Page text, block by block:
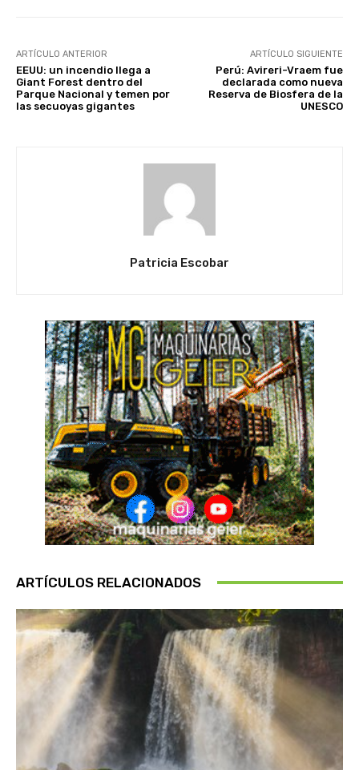
ARTÍCULO ANTERIOR
EEUU: un incendio llega a
Giant Forest dentro del
Parque Nacional y temen por
las secuoyas gigantes
ARTÍCULO SIGUIENTE
Perú: Avireri-Vraem fue
declarada como nueva
Reserva de Biosfera de la
UNESCO
Patricia Escobar
ARTÍCULOS RELACIONADOS